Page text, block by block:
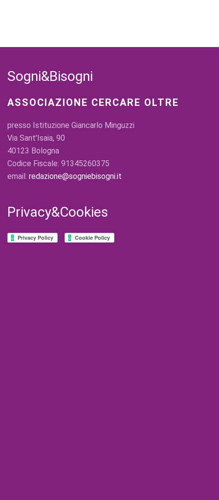
Sogni&Bisogni
ASSOCIAZIONE CERCARE OLTRE
presso Istituzione Giancarlo Minguzzi
Via Sant'Isaia, 90
40123 Bologna
Codice Fiscale: 91345260375
email: redazione@sogniebisogni.it
Privacy&Cookies